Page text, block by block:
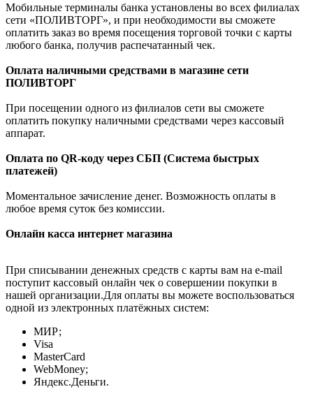
Мобильные терминалы банка установлены во всех филиалах
сети «ПОЛИВТОРГ», и при необходимости вы сможете
оплатить заказ во время посещения торговой точки с карты
любого банка, получив распечатанный чек.
Оплата наличными средствами в магазине сети
ПОЛИВТОРГ
При посещении одного из филиалов сети вы сможете
оплатить покупку наличными средствами через кассовый
аппарат.
Оплата по QR-коду через СБП (Система быстрых
платежей)
Моментальное зачисление денег. Возможность оплаты в
любое время суток без комиссии.
Онлайн касса интернет магазина
При списывании денежных средств с карты вам на e-mail
поступит кассовый онлайн чек о совершении покупки в
нашей организации.Для оплаты вы можете воспользоваться
одной из электронных платёжных систем:
МИР;
Visa
MasterCard
WebMoney;
Яндекс.Деньги.